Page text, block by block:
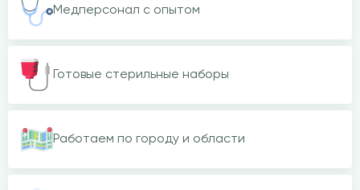
Медперсонал с опытом
Готовые стерильные наборы
Работаем по городу и области